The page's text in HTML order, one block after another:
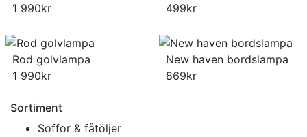
1 990kr
499kr
Rod golvlampa
1 990kr
New haven bordslampa
869kr
Sortiment
Soffor & fåtöljer